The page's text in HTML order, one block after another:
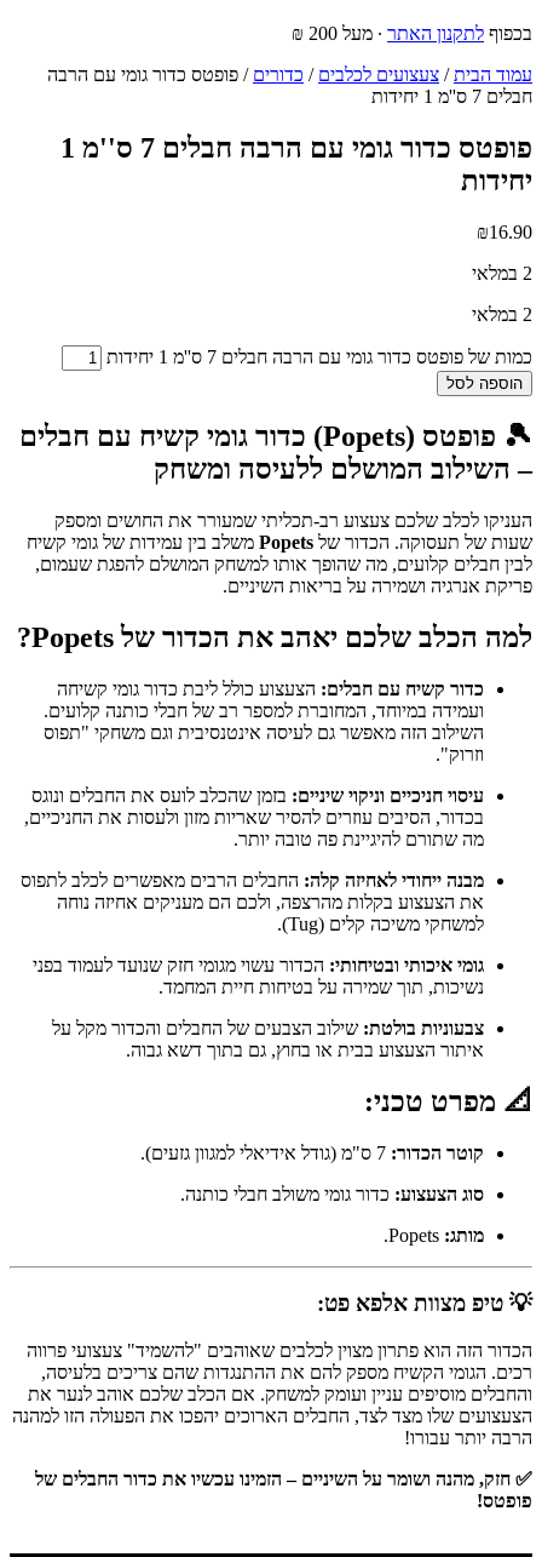
בכפוף לתקנון האתר ∙ מעל 200 ₪
עמוד הבית/ צעצועים לכלבים / כדורים / פופטס כדור גומי עם הרבה
חבלים 7 ס''מ 1 יחידות
פופטס כדור גומי עם הרבה חבלים 7 ס''מ 1
יחידות
₪16.90
2 במלאי
2 במלאי
כמות של פופטס כדור גומי עם הרבה חבלים 7 ס''מ 1 יחידות
הוספה לסל
🎾 פופטס (Popets) כדור גומי קשיח עם חבלים
– השילוב המושלם ללעיסה ומשחק
העניקו לכלב שלכם צעצוע רב-תכליתי שמעורר את החושים ומספק
שעות של תעסוקה. הכדור של Popets משלב בין עמידות של גומי קשיח
לבין חבלים קלועים, מה שהופך אותו למשחק המושלם להפגת שעמום,
פריקת אנרגיה ושמירה על בריאות השיניים.
למה הכלב שלכם יאהב את הכדור של Popets?
כדור קשיח עם חבלים: הצעצוע כולל ליבת כדור גומי קשיחה
ועמידה במיוחד, המחוברת למספר רב של חבלי כותנה קלועים.
השילוב הזה מאפשר גם לעיסה אינטנסיבית וגם משחקי "תפוס
וזרוק".
עיסוי חניכיים וניקוי שיניים: בזמן שהכלב לועס את החבלים ונוגס
בכדור, הסיבים עוזרים להסיר שאריות מזון ולעסות את החניכיים,
מה שתורם להיגיינת פה טובה יותר.
מבנה ייחודי לאחיזה קלה: החבלים הרבים מאפשרים לכלב לתפוס
את הצעצוע בקלות מהרצפה, ולכם הם מעניקים אחיזה נוחה
למשחקי משיכה קלים (Tug).
גומי איכותי ובטיחותי: הכדור עשוי מגומי חזק שנועד לעמוד בפני
נשיכות, תוך שמירה על בטיחות חיית המחמד.
צבעוניות בולטת: שילוב הצבעים של החבלים והכדור מקל על
איתור הצעצוע בבית או בחוץ, גם בתוך דשא גבוה.
📐 מפרט טכני:
קוטר הכדור:
סוג הצעצוע: כדור גומי משולב חבלי כותנה.
מותג:
💡 טיפ מצוות אלפא פט:
הכדור הזה הוא פתרון מצוין לכלבים שאוהבים "להשמיד" צעצועי פרווה
רכים. הגומי הקשיח מספק להם את ההתנגדות שהם צריכים בלעיסה,
והחבלים מוסיפים עניין ועומק למשחק. אם הכלב שלכם אוהב לנער את
הצעצועים שלו מצד לצד, החבלים הארוכים יהפכו את הפעולה הזו למהנה
הרבה יותר עבורו!
✅ חזק, מהנה ושומר על השיניים – הזמינו עכשיו את כדור החבלים של
פופטס!